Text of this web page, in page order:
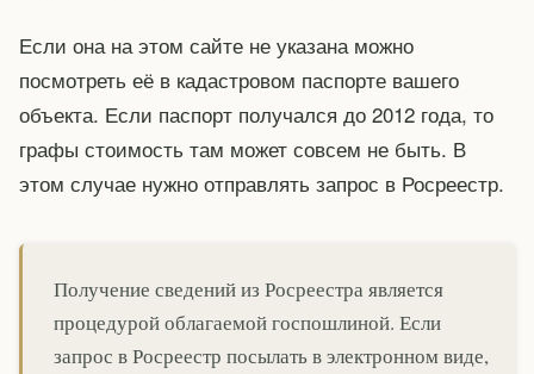
Если она на этом сайте не указана можно
посмотреть её в кадастровом паспорте вашего
объекта. Если паспорт получался до 2012 года, то
графы стоимость там может совсем не быть. В
этом случае нужно отправлять запрос в Росреестр.
Получение сведений из Росреестра является
процедурой облагаемой госпошлиной. Если
запрос в Росреестр посылать в электронном виде,